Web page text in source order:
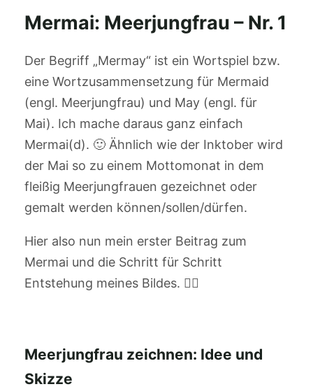
Mermai: Meerjungfrau – Nr. 1
Der Begriff „Mermay“ ist ein Wortspiel bzw.
eine Wortzusammensetzung für Mermaid
(engl. Meerjungfrau) und May (engl. für
Mai). Ich mache daraus ganz einfach
Mermai(d). 🙂 Ähnlich wie der Inktober wird
der Mai so zu einem Mottomonat in dem
fleißig Meerjungfrauen gezeichnet oder
gemalt werden können/sollen/dürfen.
Hier also nun mein erster Beitrag zum
Mermai und die Schritt für Schritt
Entstehung meines Bildes. 🧜‍♀️
Meerjungfrau zeichnen: Idee und
Skizze